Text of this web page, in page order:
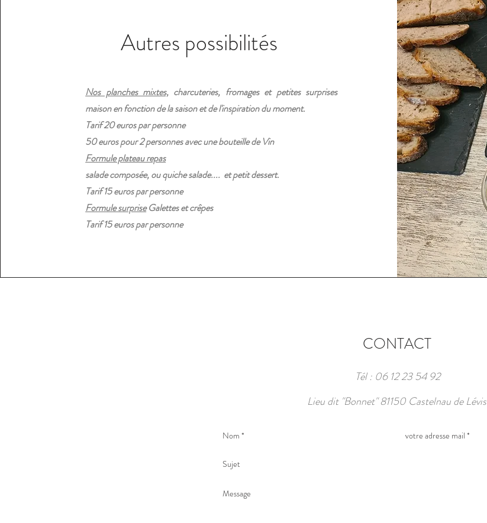
Autres possibilités
Nos planches mixtes, charcuteries, fromages et petites surprises
maison en fonction de la saison et de l'inspiration du moment.
Tarif 20 euros par personne
50 euros pour 2 personnes avec une bouteille de Vin
Formule plateau repas
salade composée, ou quiche salade.... et petit dessert.
Tarif 15 euros par personne
Formule surpriseGalettes et crêpes
Tarif 15 euros par personne
CONTACT
Tél : 06 12 23 54 92
Lieu dit "Bonnet" 81150 Castelnau de Lévis